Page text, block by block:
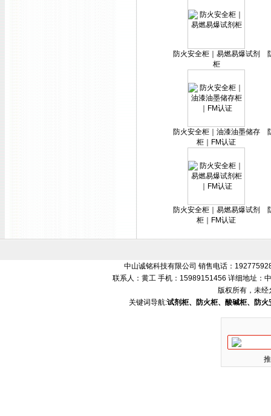
防火安全柜｜易燃易爆试剂
柜
防火安全柜｜油漆油墨储存
柜｜FM认证
防火安全柜｜易燃易爆试剂
柜｜FM认证
中山诚铭科技有限公司 销售电话：
联系人：黄工 手机：15989151456 详细地址：
版权所有，未经
关键词导航:试剂柜、防火柜、酸碱柜、防